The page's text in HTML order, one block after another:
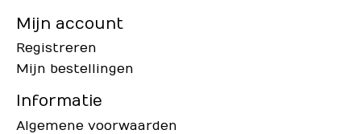
Mijn account
Registreren
Mijn bestellingen
Informatie
Algemene voorwaarden